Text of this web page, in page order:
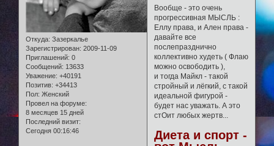
Откуда: Зазеркалье
Зарегистрирован: 2009-11-09
Приглашений: 0
Сообщений: 13633
Уважение: +40191
Позитив: +34413
Пол: Женский
Провел на форуме:
8 месяцев 15 дней
Последний визит:
Сегодня 00:16:46
Вообще - это очень
прогрессивная МЫСЛЬ :
Еллу права, и Ален права -
давайте все
послепразднично
коллективно худеть ( Флаю
можно освободить ),
и тогда Майкл - такой
стройный и лёгкий, с такой
идеальной фигурой -
будет нас уважать. А это
стОит любых жертв...
Диета и спорт -